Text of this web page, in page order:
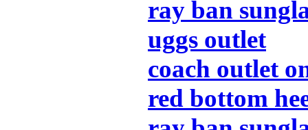
ray ban
uggs outlet
coach outlet
red bottom